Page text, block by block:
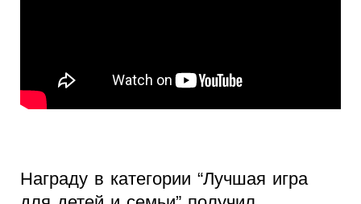
Награду в категории “Лучшая игра